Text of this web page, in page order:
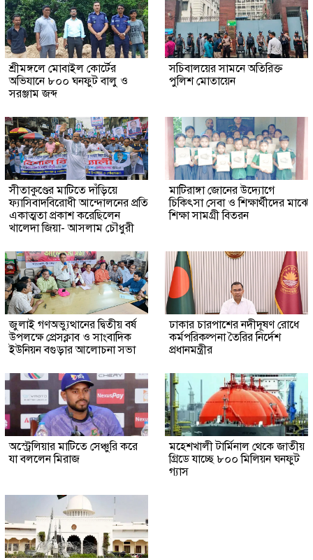
শ্রীমঙ্গলে মোবাইল কোর্টের
অভিযানে ৮০০ ঘনফুট বালু ও
সরঞ্জাম জব্দ
সচিবালয়ের সামনে অতিরিক্ত
পুলিশ মোতায়েন
সীতাকুণ্ডের মাটিতে দাঁড়িয়ে
ফ্যাসিবাদবিরোধী আন্দোলনের প্রতি
একাত্মতা প্রকাশ করেছিলেন
খালেদা জিয়া- আসলাম চৌধুরী
মাটিরাঙ্গা জোনের উদ্যোগে
চিকিৎসা সেবা ও শিক্ষার্থীদের মাঝে
শিক্ষা সামগ্রী বিতরন
জুলাই গণঅভ্যুত্থানের দ্বিতীয় বর্ষ
উপলক্ষে প্রেসক্লাব ও সাংবাদিক
ইউনিয়ন বগুড়ার আলোচনা সভা
ঢাকার চারপাশের নদীদূষণ রোধে
কর্মপরিকল্পনা তৈরির নির্দেশ
প্রধানমন্ত্রীর
অস্ট্রেলিয়ার মাটিতে সেঞ্চুরি করে
যা বললেন মিরাজ
মহেশখালী টার্মিনাল থেকে জাতীয়
গ্রিডে যাচ্ছে ৮০০ মিলিয়ন ঘনফুট
গ্যাস